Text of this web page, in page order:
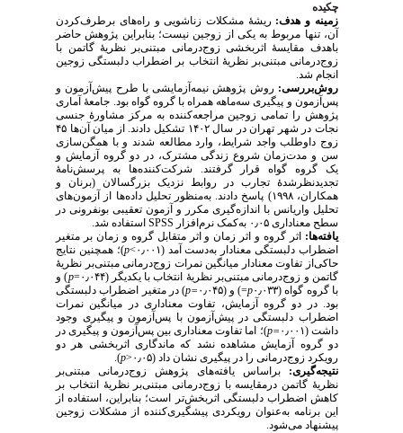
چکیده
زمینه و هدف:ریشهٔ مشکلات زناشویی و راه‌های برطرف‌کردن
آن، تنها مربوط به یکی از زوجین نیست؛ بنابراین پژوهش حاضر
باهدف مقایسهٔ اثربخشی زوج‌درمانی مبتنی‌بر نظریهٔ گاتمن با
زوج‌درمانی مبتنی‌بر نظریهٔ انتخاب بر اضطراب دلبستگی زوجین
انجام شد.
روش‌بررسی:روش پژوهش نیمه‌آزمایشی با طرح پیش‌آزمون و
پس‌آزمون و پیگیری سه‌ماهه همراه با گروه گواه بود. جامعهٔ آماری
پژوهش را تمامی زوجین مراجعه‌کننده به مرکز مشاوره‌ٔ جنسی
نجات در شهر تهران در سال ۱۴۰۲ تشکیل دادند. از میان آن‌ها ۴۵
زوج داوطلب واجد شرایط، وارد مطالعه شدند و با همگن‌سازی
سن و مدت‌زمان شروع زندگی مشترک، در دو گروه‌ آزمایش و
یک گروه گواه قرار گرفتند. شرکت‌کننده‌ها به پرسش‌نامهٔ
تجدیدنظرشدۀ تجارب در روابط نزدیک بزرگسالان (برنان و
همکاران، ۱۹۹۸) پاسخ دادند. به‌منظور تحلیل داده‌ها از آزمون‌های
تحلیل واریانس با اندازه‌گیری مکرر و آزمون تعقیبی بونفرونی در
سطح معناداری ۰٫۰۵ به‌کمک نرم‌افزار SPSS
استفاده شد.
یافته‌ها:اثر گروه و اثر زمان و اثر متقابل گروه و زمان بر متغیر
اضطراب دلبستگی معنادار به‌دست آمد (۰٫۰۰۱>
p)؛ همچنین نتایج
حاکی‌از تفاوت معنادار میانگین نمرات زوج‌درمانی مبتنی‌بر نظریهٔ
گاتمن و زوج‌درمانی مبتنی‌بر نظریهٔ انتخاب با یکدیگر (۰٫۰۴۴=
p) و
با گروه گواه (۰٫۰۳۳
p
=) و (۰٫۰۴۵ =p ) در متغیر اضطراب دلبستگی
بود. در دو گروه‌ آزمایش، تفاوت معناداری در میانگین‌ نمرات
اضطراب دلبستگی در پیش‌آزمون با پس‌آزمون و پیگیری وجود
داشت (۰٫۰۰۱
=p )؛ اما تفاوت معناداری بین پس‌آزمون و پیگیری در
دو گروه آزمایش مشاهده نشد که ماندگاری اثربخشی هر دو
رویکرد زوج‌درمانی را در پیگیری نشان داد (۰٫۰۵<
p
).
نتیجه‌گیری: براساس یافته‌های پژوهش زوج‌درمانی مبتنی‌بر
نظریهٔ گاتمن درمقایسه با زوج‌درمانی مبتنی‌بر نظریهٔ انتخاب بر
کاهش اضطراب دلبستگی اثربخش‌تر است؛ بنابراین، استفاده از
این برنامه به‌عنوان رویکردی پیشگیری‌کننده از مشکلات زوجین
پیشنهاد می‌شود.